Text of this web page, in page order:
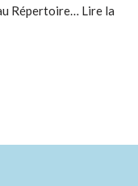
Répertoire… Lire la